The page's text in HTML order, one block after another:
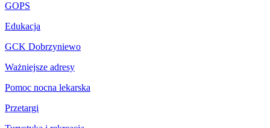
GOPS
Edukacja
GCK Dobrzyniewo
Ważniejsze adresy
Pomoc nocna lekarska
Przetargi